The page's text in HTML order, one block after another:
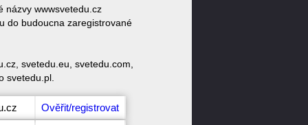
názvy wwwsvetedu.cz
do budoucna zaregistrované
svetedu.eu, svetedu.com,
svetedu.pl.
Ověřit/registrovat